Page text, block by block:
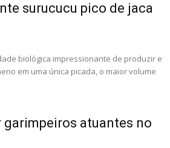
surucucu pico de jaca
biológica impressionante de produzir e
em uma única picada, o maior volume
atuantes no